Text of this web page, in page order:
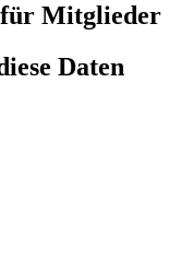
für Mitglieder
Daten